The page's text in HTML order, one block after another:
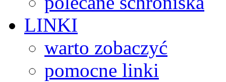
LINKI
warto zobaczyć
pomocne linki